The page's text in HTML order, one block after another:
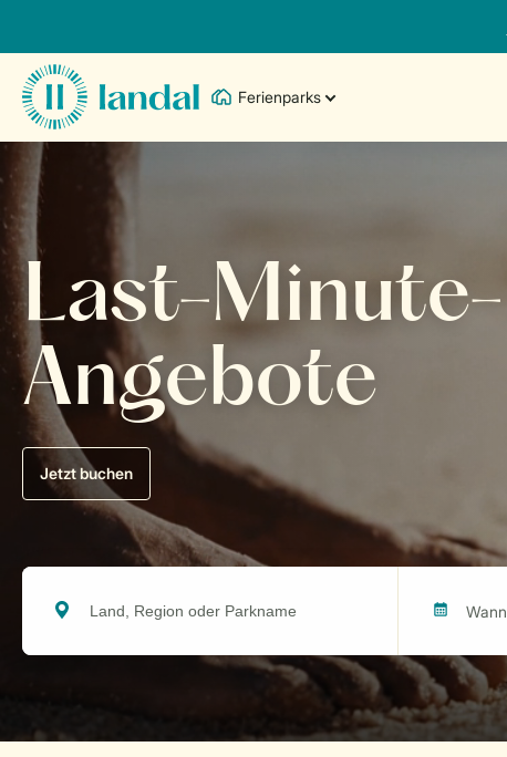
Ferienparks
Last-Minute-
Angebote
Jetzt buchen